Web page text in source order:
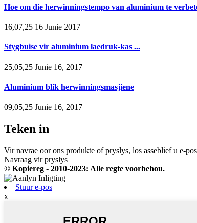
Hoe om die herwinningstempo van aluminium te
16,07,25 16 Junie 2017
Stygbuise vir aluminium laedruk-kas ...
25,05,25 Junie 16, 2017
Aluminium blik herwinningsmasjiene
09,05,25 Junie 16, 2017
Teken in
Vir navrae oor ons produkte of pryslys, los asseblief u e-
Navraag vir pryslys
© Kopiereg - 2010-2023: Alle regte voorbehou.
Stuur e-pos
x